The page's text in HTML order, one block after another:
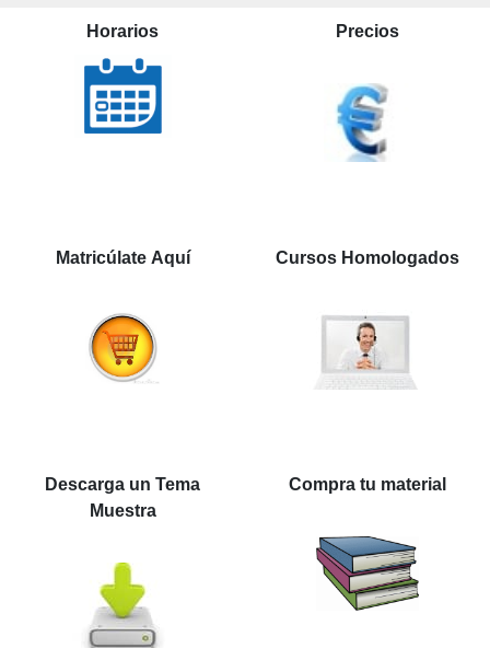
Horarios Precios
Matricúlate Aquí Cursos Homologados
Descarga un Tema
Muestra
Compra tu material